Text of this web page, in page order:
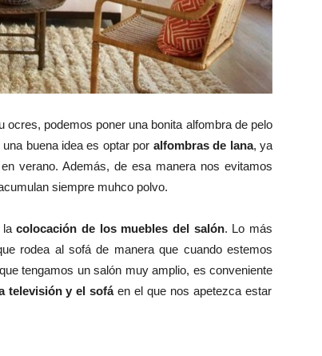
podemos poner una bonita alfombra de pelo
buena idea es optar por alfombras de lana, ya
verano. Además, de esa manera nos evitamos
siempre muhco polvo.
lacolocación de los muebles del salón. Lo más
rodea al sofá de manera que cuando estemos
tengamos un salón muy amplio, es conveniente
televisión y el sofáen el que nos apetezca estar